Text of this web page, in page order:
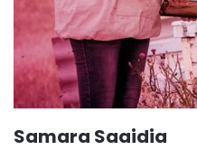
Samara Saaidia